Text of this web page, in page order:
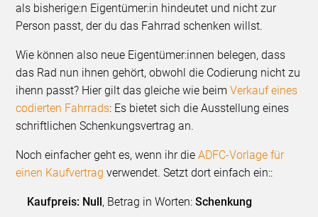
als bisherige:n Eigentümer:in hindeutet und nicht zur
Person passt, der du das Fahrrad schenken willst.
Wie können also neue Eigentümer:innen belegen, dass
das Rad nun ihnen gehört, obwohl die Codierung nicht zu
ihenn passt? Hier gilt das gleiche wie beimVerkauf eines
codierten Fahrrads: Es bietet sich die Ausstellung eines
schriftlichen Schenkungsvertrag an.
Noch einfacher geht es, wenn ihr dieADFC-Vorlage für
einen Kaufvertrag verwendet. Setzt dort einfach ein::
Kaufpreis: Null, Betrag in Worten:Schenkung